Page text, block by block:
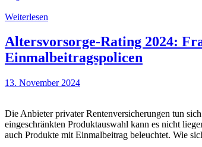
Weiterlesen
Altersvorsorge-Rating 2024:
Einmalbeitragspolicen
13. November 2024
Die Anbieter privater Rentenversicherungen tun
eingeschränkten Produktauswahl kann es nicht
auch Produkte mit Einmalbeitrag beleuchtet. Wie